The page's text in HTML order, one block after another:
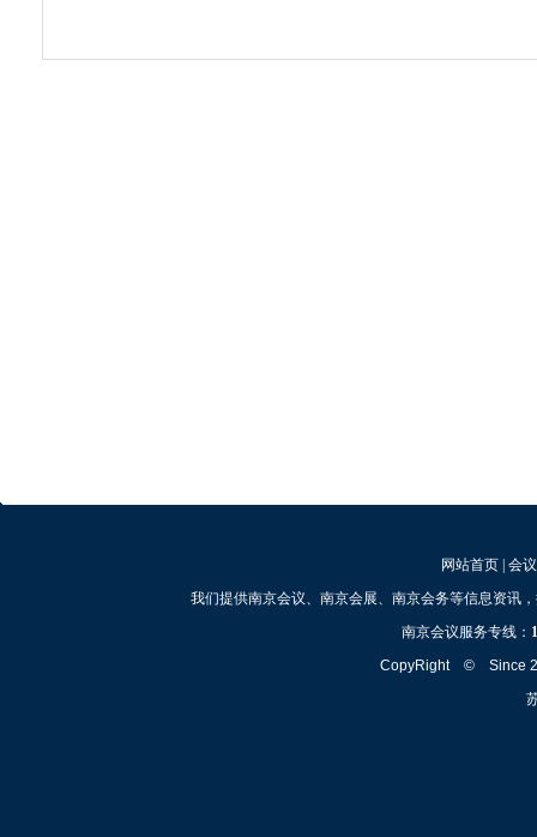
网站首页| 会
我们提供南京会议、南京会展、南京会务等信息资讯
南京会议服务专线：
CopyRight © Since